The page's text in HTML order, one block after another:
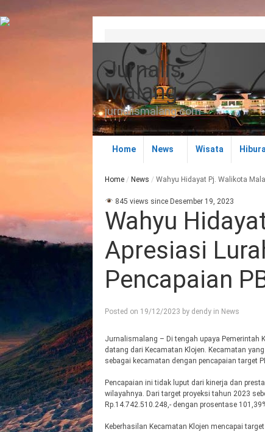
Jurnalis
Malang
jurnalismalang.com
Home News Wisata
Home / News / Wahyu Hidayat Pj. Walikota
845 views since Desember 19, 2023
Wahyu
Apresiasi
Pencapaian
Posted on 19/12/2023 by dendy in News
Jurnalismalang – Di tengah upaya Pemerintah
datang dari Kecamatan Klojen. Kecamatan
sebagai kecamatan dengan pencapaian target
Pencapaian ini tidak luput dari kinerja dan
wilayahnya. Dari target proyeksi tahun 2023
Rp.14.742.510.248,- dengan prosentase
Keberhasilan Kecamatan Klojen mencapai